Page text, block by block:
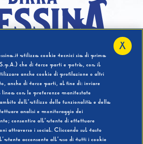
18 Anni?
SI NO
utilizza cookie tecnici sia di prima
che di terze parti e potrà, con il
anche cookie di profilazione o altri
anche di terze parti, al fine di: inviare
con le preferenze manifestate
dell’utilizzo delle funzionalità e della
analisi e monitoraggio dei
consentire all’utente di effettuare
attraverso i social. Cliccando sul tasto
acconsente all’uso di tutti i cookie
X